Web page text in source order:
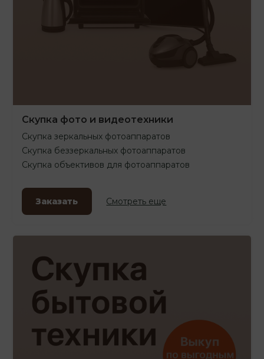
Скупка фото и видеотехники
Скупка зеркальных фотоаппаратов
Скупка беззеркальных фотоаппаратов
Скупка объективов для фотоаппаратов
Заказать Смотреть еще